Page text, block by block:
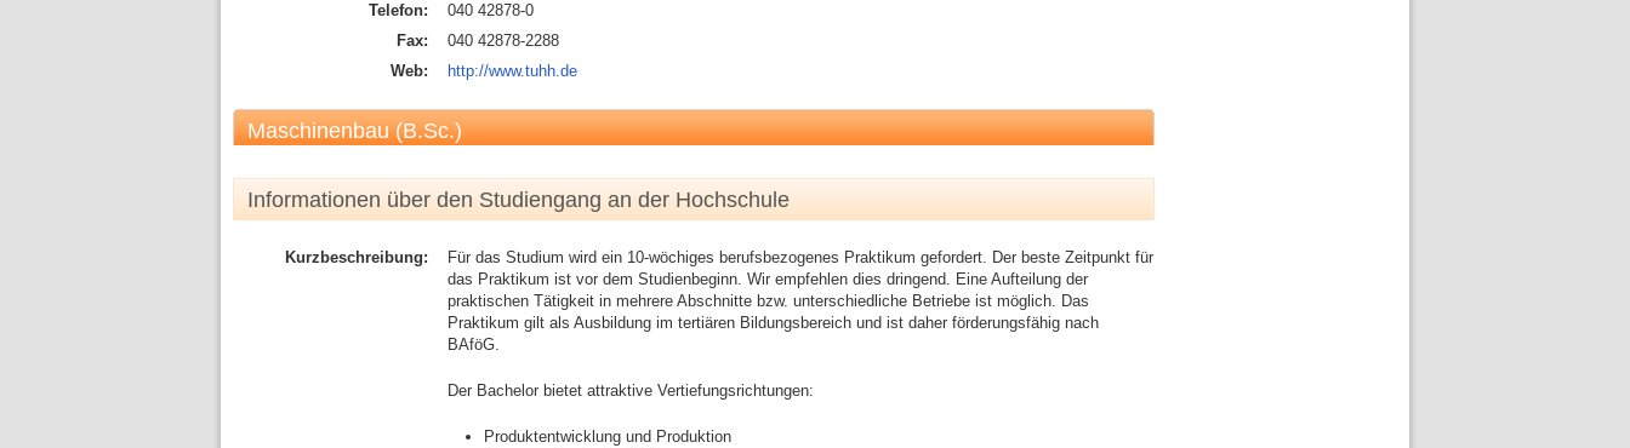
Telefon:
040 42878-0
Fax:
040 42878-2288
Web:
http://www.tuhh.de
Maschinenbau (B.Sc.)
Informationen über den Studiengang an der Hochschule
Kurzbeschreibung:
Für das Studium wird ein 10-wöchiges berufsbezogenes Praktikum gefordert. Der beste Zeitpunkt für
das Praktikum ist vor dem Studienbeginn. Wir empfehlen dies dringend. Eine Aufteilung der
praktischen Tätigkeit in mehrere Abschnitte bzw. unterschiedliche Betriebe ist möglich. Das
Praktikum gilt als Ausbildung im tertiären Bildungsbereich und ist daher förderungsfähig nach
BAföG.
Der Bachelor bietet attraktive Vertiefungsrichtungen:
Produktentwicklung und Produktion